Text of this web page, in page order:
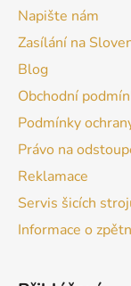
Napište nám
Zasílání na
Blog
Obchodní
Podmínky
Právo na
Reklamace
Servis šicích
Informace o